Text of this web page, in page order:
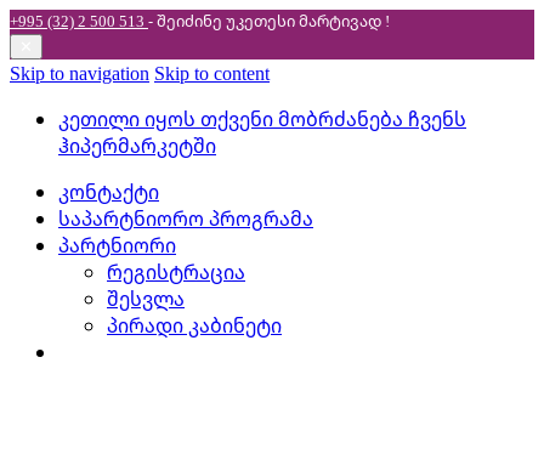
+995 (32) 2 500 513 - შეიძინე უკეთესიმარტივად !
Skip to navigation Skip to content
კეთილი იყოს თქვენი მობრძანება ჩვენს
ჰიპერმარკეტში
კონტაქტი
საპარტნიორო პროგრამა
პარტნიორი
რეგისტრაცია
შესვლა
პირადი კაბინეტი